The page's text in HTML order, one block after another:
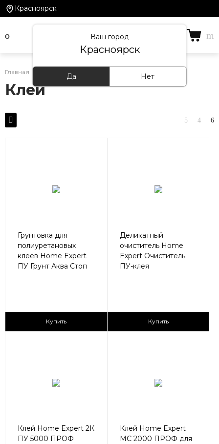
Красноярск
Ваш город
Красноярск
Да Нет
Главная Каталог товаров
Клей
Грунтовка для
полиуретановых
клеев Home Expert
ПУ Грунт Аква Стоп
Купить
Деликатный
очиститель Home
Expert Очиститель
ПУ-клея
Купить
Клей Home Expert 2К
ПУ 5000 ПРОФ
Клей Home Expert
МС 2000 ПРОФ для